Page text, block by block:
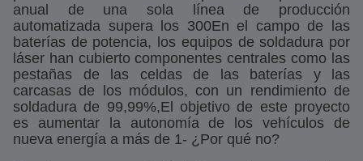
anual de una sola línea de producción
automatizada supera los 300En el campo de las
baterías de potencia, los equipos de soldadura por
láser han cubierto componentes centrales como las
pestañas de las celdas de las baterías y las
carcasas de los módulos, con un rendimiento de
soldadura de 99,99%,El objetivo de este proyecto
es aumentar la autonomía de los vehículos de
nueva energía a más de 1- ¿Por qué no?